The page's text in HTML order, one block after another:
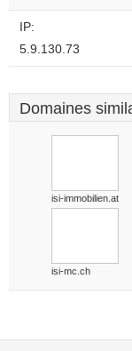
IP:
5.9.130.73
Domaines
isi-immobilien.at
isi-mc.ch